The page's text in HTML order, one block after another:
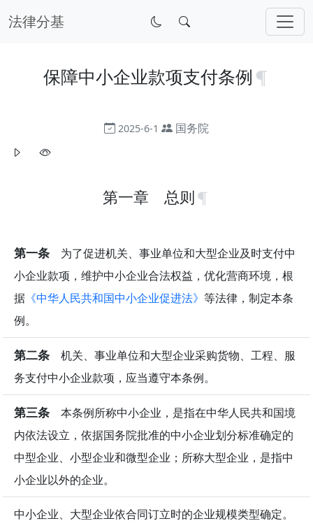
法律分基
保障中小企业款项支付条例
2025-6-1 国务院
第一章 总则
第一条 为了促进机关、事业单位和大型企业及时支付中
小企业款项，维护中小企业合法权益，优化营商环境，根
据 《中华人民共和国中小企业促进法》 等法律，制定本条
例。
第二条 机关、事业单位和大型企业采购货物、工程、服
务支付中小企业款项，应当遵守本条例。
第三条 本条例所称中小企业，是指在中华人民共和国境
内依法设立，依据国务院批准的中小企业划分标准确定的
中型企业、小型企业和微型企业；所称大型企业，是指中
小企业以外的企业。
中小企业、大型企业依合同订立时的企业规模类型确定。